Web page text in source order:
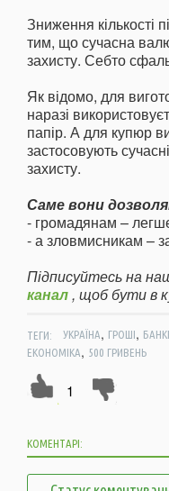
Зниження кількості
тим, що сучасна
захисту. Себто
Як відомо, для
наразі
папір. А для купюр
застосовують
захисту.
Саме вони
- громадянам –
- а зловмисникам –
Підписуйтесь на
канал, щоб бути в
ТЕГИ: УКРАЇНА, ГРОШІ,
ЕКОНОМІКА, 500 ГРИВЕНЬ
1
КОМЕНТАРІ: